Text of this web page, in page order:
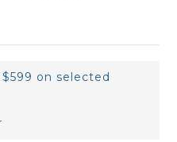
$599 on selected